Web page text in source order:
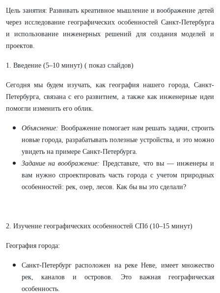
Цель занятия: Развивать креативное мышление и воображение детей
через исследование географических особенностей Санкт-Петербурга
и использование инженерных решений для создания моделей и
проектов.
1. Введение (5–10 минут) ( показ слайдов)
Сегодня мы будем изучать, как география нашего города, Санкт-
Петербурга, связана с его развитием, а также как инженерные идеи
помогли изменить его облик.
Объяснение: Воображение помогает нам решать задачи, строить
новые города, разрабатывать полезные устройства, и это можно
увидеть на примере Санкт-Петербурга.
Задание на воображение: Представьте, что вы — инженеры и
вам нужно спроектировать часть города с учетом природных
особенностей: рек, озер, лесов. Как бы вы это сделали?
2. Изучение географических особенностей СПб (10–15 минут)
География города:
Санкт-Петербург расположен на реке Неве, имеет множество
рек, каналов и островов. Это важная географическая
особенность.